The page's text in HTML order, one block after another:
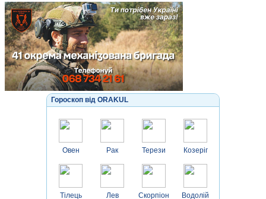
Гороскоп від ORAKUL
Овен
Тілець
Рак
Лев
Терези
Скорпіон
Козеріг
Водолій